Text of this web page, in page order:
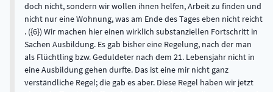
doch nicht, sondern wir wollen ihnen helfen, Arbeit zu finden und
nicht nur eine Wohnung, was am Ende des Tages eben nicht reicht
. ({6}) Wir machen hier einen wirklich substanziellen Fortschritt in
Sachen Ausbildung. Es gab bisher eine Regelung, nach der man
als Flüchtling bzw. Geduldeter nach dem 21. Lebensjahr nicht in
eine Ausbildung gehen durfte. Das ist eine mir nicht ganz
verständliche Regel; die gab es aber. Diese Regel haben wir jetzt